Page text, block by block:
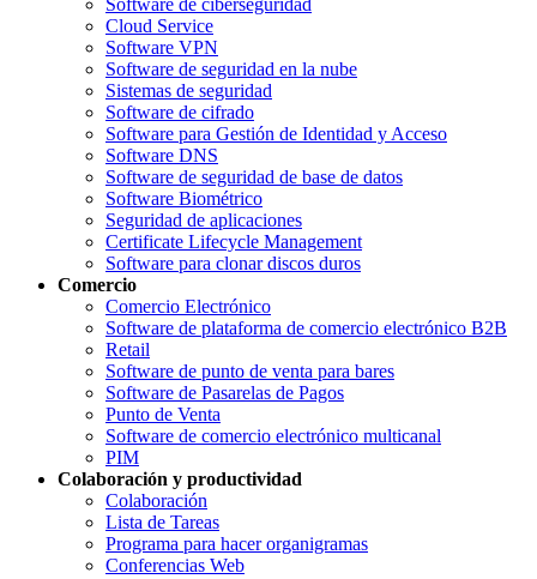
Software de ciberseguridad
Cloud Service
Software VPN
Software de seguridad en la nube
Sistemas de seguridad
Software de cifrado
Software para Gestión de Identidad y Acceso
Software DNS
Software de seguridad de base de datos
Software Biométrico
Seguridad de aplicaciones
Certificate Lifecycle Management
Software para clonar discos duros
Comercio
Comercio Electrónico
Software de plataforma de comercio electrónico B2B
Retail
Software de punto de venta para bares
Software de Pasarelas de Pagos
Punto de Venta
Software de comercio electrónico multicanal
PIM
Colaboración y productividad
Colaboración
Lista de Tareas
Programa para hacer organigramas
Conferencias Web